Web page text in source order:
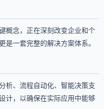
概念，正在深刻改变企业和个
是一套完整的解决方案体系。
析、流程自动化、智能决策支
计，以确保在实际应用中能够